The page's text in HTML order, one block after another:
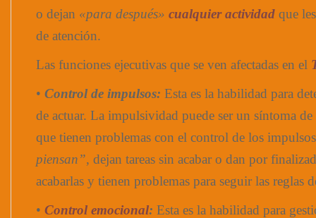
o dejan «para después» cualquier actividad que
de atención.
Las funciones ejecutivas que se ven afectadas en el
• Control de impulsos: Esta es la habilidad para
de actuar. La impulsividad puede ser un síntoma de
que tienen problemas con el control de los
piensan”, dejan tareas sin acabar o dan por
acabarlas y tienen problemas para seguir las reglas
• Control emocional: Esta es la habilidad para